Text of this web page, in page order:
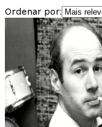
Ordenar por: